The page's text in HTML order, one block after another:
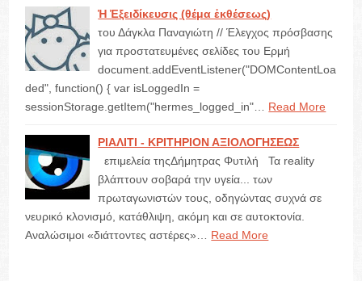
Ἡ Ἐξειδίκευσις (θέμα ἐκθέσεως)
του Δάγκλα Παναγιώτη // Έλεγχος πρόσβασης
για προστατευμένες σελίδες του Ερμή
document.addEventListener("DOMContentLoa
ded", function() { var isLoggedIn =
sessionStorage.getItem("hermes_logged_in"…
Read More
ΡΙΑΛΙΤΙ - ΚΡΙΤΗΡΙΟΝ ΑΞΙΟΛΟΓΗΣΕΩΣ
επιμελεία τηςΔήμητρας Φυτιλή Τα reality
βλάπτουν σοβαρά την υγεία... των
πρωταγωνιστών τους, οδηγώντας συχνά σε
νευρικό κλονισμό, κατάθλιψη, ακόμη και σε αυτοκτονία.
Αναλώσιμοι «διάττοντες αστέρες»…
Read More